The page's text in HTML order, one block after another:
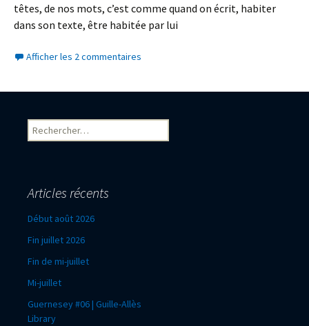
têtes, de nos mots, c’est comme quand on écrit, habiter
dans son texte, être habitée par lui
Afficher les 2 commentaires
Rechercher :
Articles récents
Début août 2026
Fin juillet 2026
Fin de mi-juillet
Mi-juillet
Guernesey #06 | Guille-Allès
Library